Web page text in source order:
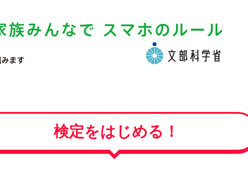
検定をはじめる！